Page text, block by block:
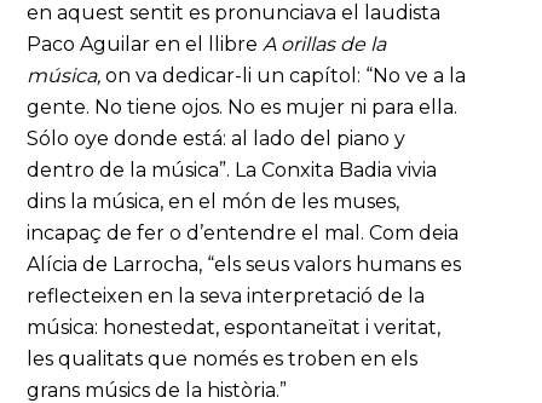
en aquest sentit es pronunciava el laudista
Paco Aguilar en el llibreA orillas de la
música, on va dedicar-li un capítol: “No ve a la
gente. No tiene ojos. No es mujer ni para ella.
Sólo oye donde está: al lado del piano y
dentro de la música”. La Conxita Badia vivia
dins la música, en el món de les muses,
incapaç de fer o d’entendre el mal. Com deia
Alícia de Larrocha, “els seus valors humans es
reflecteixen en la seva interpretació de la
música: honestedat, espontaneïtat i veritat,
les qualitats que només es troben en els
grans músics de la història.”